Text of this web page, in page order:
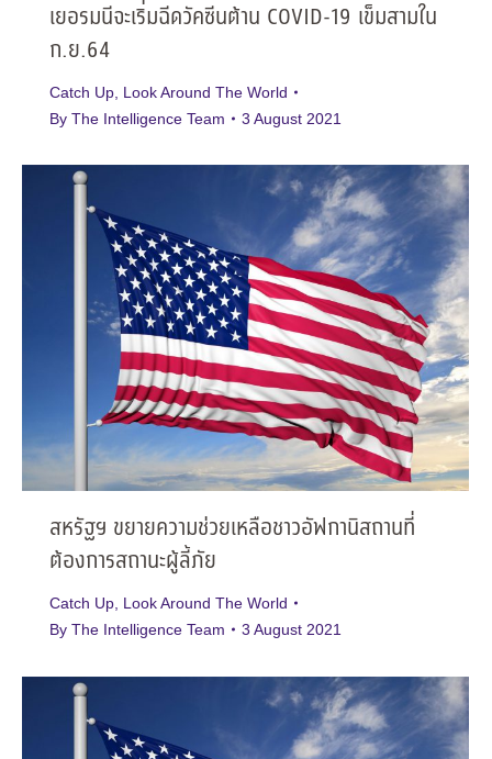
เยอรมนีจะเริ่มฉีดวัคซีนต้าน COVID-19 เข็มสามใน
ก.ย.64
Catch Up, Look Around The World
By The Intelligence Team 3 August 2021
สหรัฐฯ ขยายความช่วยเหลือชาวอัฟกานิสถานที่
ต้องการสถานะผู้ลี้ภัย
Catch Up, Look Around The World
By The Intelligence Team 3 August 2021